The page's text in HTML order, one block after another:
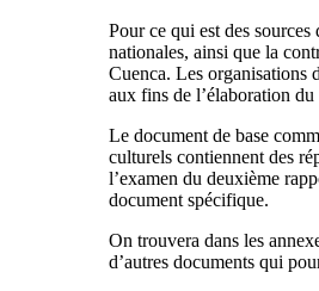
Pour ce qui est des
nationales, ainsi que la
Cuenca. Les organisations
aux fins de l’élaboration du
Le document de base
culturels contiennent des
l’examen du deuxième
document spécifique.
On trouvera dans les
d’autres documents qui